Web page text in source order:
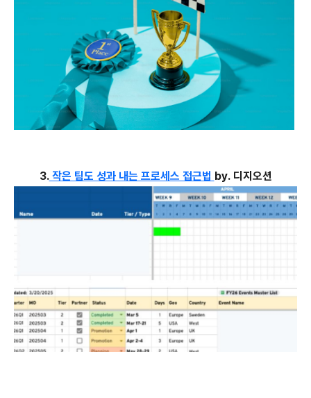
3.작은 팀도 성과 내는 프로세스 접근법 by. 디지오션